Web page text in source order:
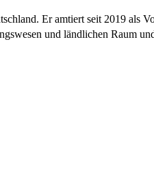
Er amtiert seit 2019 als
und ländlichen Raum